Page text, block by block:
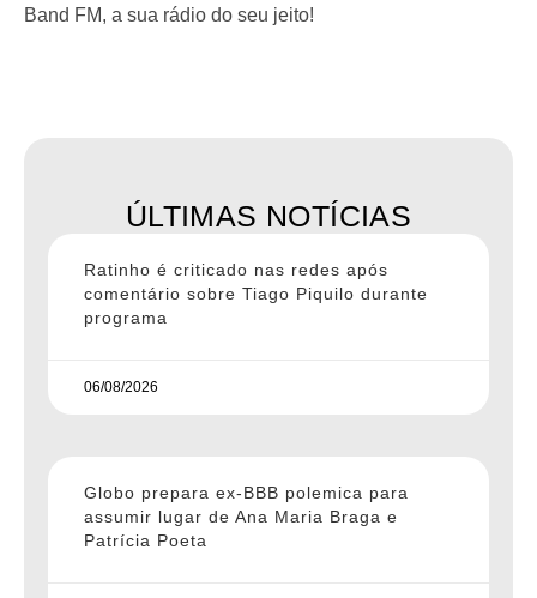
Band FM, a sua rádio do seu jeito!
ÚLTIMAS NOTÍCIAS
Ratinho é criticado nas redes após
comentário sobre Tiago Piquilo durante
programa
06/08/2026
Globo prepara ex-BBB polemica para
assumir lugar de Ana Maria Braga e
Patrícia Poeta